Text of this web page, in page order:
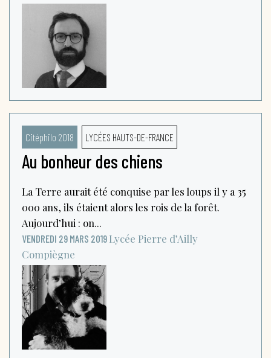
Citéphilo 2018 LYCÉES HAUTS-DE-FRANCE
Au bonheur des chiens
La Terre aurait été conquise par les loups il y a 35
000 ans, ils étaient alors les rois de la forêt.
Aujourd’hui : on...
VENDREDI 29 MARS 2019 Lycée Pierre d’Ailly
Compiègne